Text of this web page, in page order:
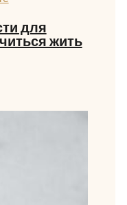
для
жить